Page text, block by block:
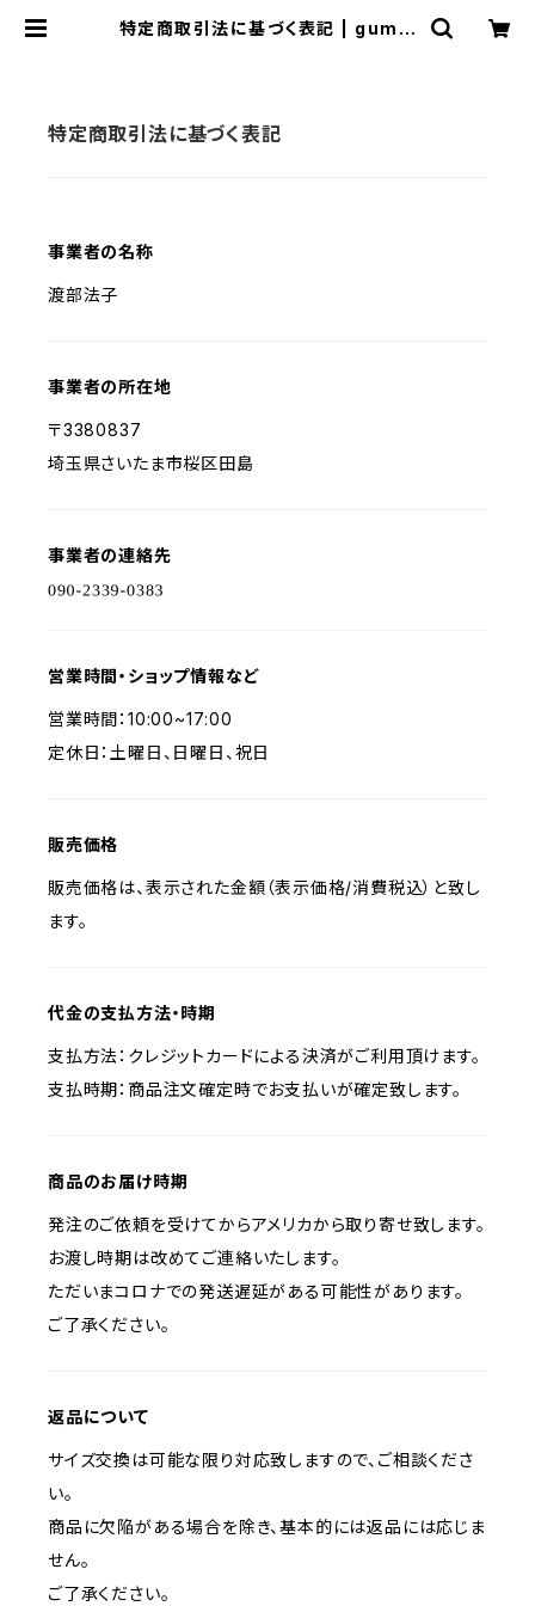
特定商取引法に基づく表記 | gumtr
特定商取引法に基づく表記
事業者の名称
渡部法子
事業者の所在地
〒3380837
埼玉県さいたま市桜区田島
事業者の連絡先
営業時間・ショップ情報など
営業時間：10:00~17:00
定休日：土曜日、日曜日、祝日
販売価格
販売価格は、表示された金額（表示価格/消費税込）と致し
ます。
代金の支払方法・時期
支払方法：クレジットカードによる決済がご利用頂けます。
支払時期：商品注文確定時でお支払いが確定致します。
商品のお届け時期
発注のご依頼を受けてからアメリカから取り寄せ致します。
お渡し時期は改めてご連絡いたします。
ただいまコロナでの発送遅延がある可能性があります。
ご了承ください。
返品について
サイズ交換は可能な限り対応致しますので、ご相談くださ
い。
商品に欠陥がある場合を除き、基本的には返品には応じま
せん。
ご了承ください。